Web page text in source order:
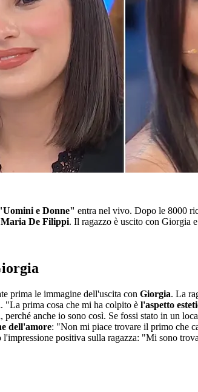
e Donne" entra nel vivo. Dopo le 8000
Maria De Filippi. Il ragazzo è uscito con Giorgia
prima le immagine dell'uscita con Giorgia. La
"La prima cosa che mi ha colpito è l'aspetto
perché anche io sono così. Se fossi stato in un
dell'amore: "Non mi piace trovare il primo che
l'impressione positiva sulla ragazza: "Mi sono